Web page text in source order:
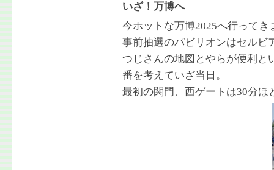
いざ！万博へ
今ホットな万博2025へ行ってき
事前抽選のパビリオンはセルビ
つじさんの地図とやらが便利と
番を考えていざ当日。
最初の関門、西ゲートは30分ほ